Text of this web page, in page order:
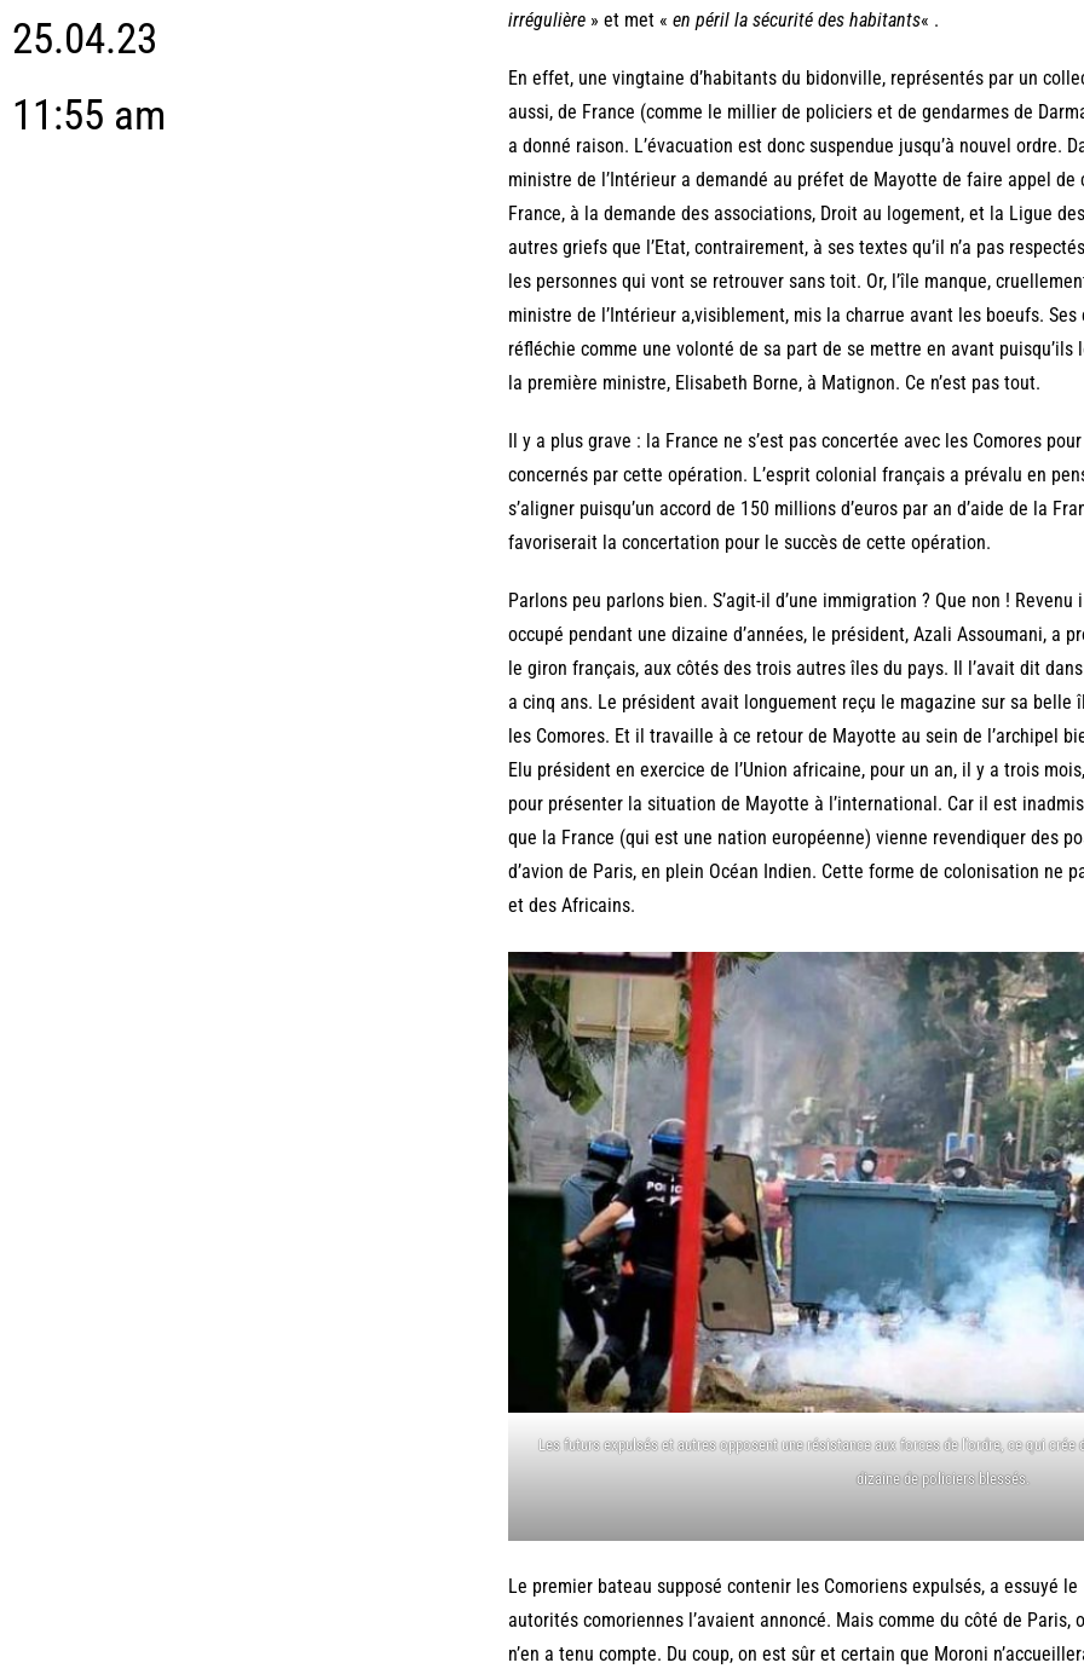
25.04.23
11:55 am
irrégulière» et met « en péril la sécurité des habitants« .
En effet, une vingtaine d’habitants du bidonville, représentés par un
aussi, de France (comme le millier de policiers et de gendarmes de
a donné raison. L’évacuation est donc suspendue jusqu’à nouvel ordre.
ministre de l’Intérieur a demandé au préfet de Mayotte de faire appel
France, à la demande des associations, Droit au logement, et la Ligue
autres griefs que l’Etat, contrairement, à ses textes qu’il n’a pas
les personnes qui vont se retrouver sans toit. Or, l’île manque,
ministre de l’Intérieur a,visiblement, mis la charrue avant les boeufs.
réfléchie comme une volonté de sa part de se mettre en avant
la première ministre, Elisabeth Borne, à Matignon. Ce n’est pas tout.
Il y a plus grave : la France ne s’est pas concertée avec les Comores
concernés par cette opération. L’esprit colonial français a prévalu en
s’aligner puisqu’un accord de 150 millions d’euros par an d’aide de la
favoriserait la concertation pour le succès de cette opération.
Parlons peu parlons bien. S’agit-il d’une immigration ? Que non !
occupé pendant une dizaine d’années, le président, Azali Assoumani, a
le giron français, aux côtés des trois autres îles du pays. Il l’avait dit
a cinq ans. Le président avait longuement reçu le magazine sur sa belle
les Comores. Et il travaille à ce retour de Mayotte au sein de l’archipel
Elu président en exercice de l’Union africaine, pour un an, il y a trois
pour présenter la situation de Mayotte à l’international. Car il est
que la France (qui est une nation européenne) vienne revendiquer des
d’avion de Paris, en plein Océan Indien. Cette forme de colonisation ne
et des Africains.
Les futurs expulsés et autres opposent une résistance aux forces de l’ordre, ce qui crée
dizaine de policiers blessés.
Le premier bateau supposé contenir les Comoriens expulsés, a essuyé
autorités comoriennes l’avaient annoncé. Mais comme du côté de Paris,
n’en a tenu compte. Du coup, on est sûr et certain que Moroni